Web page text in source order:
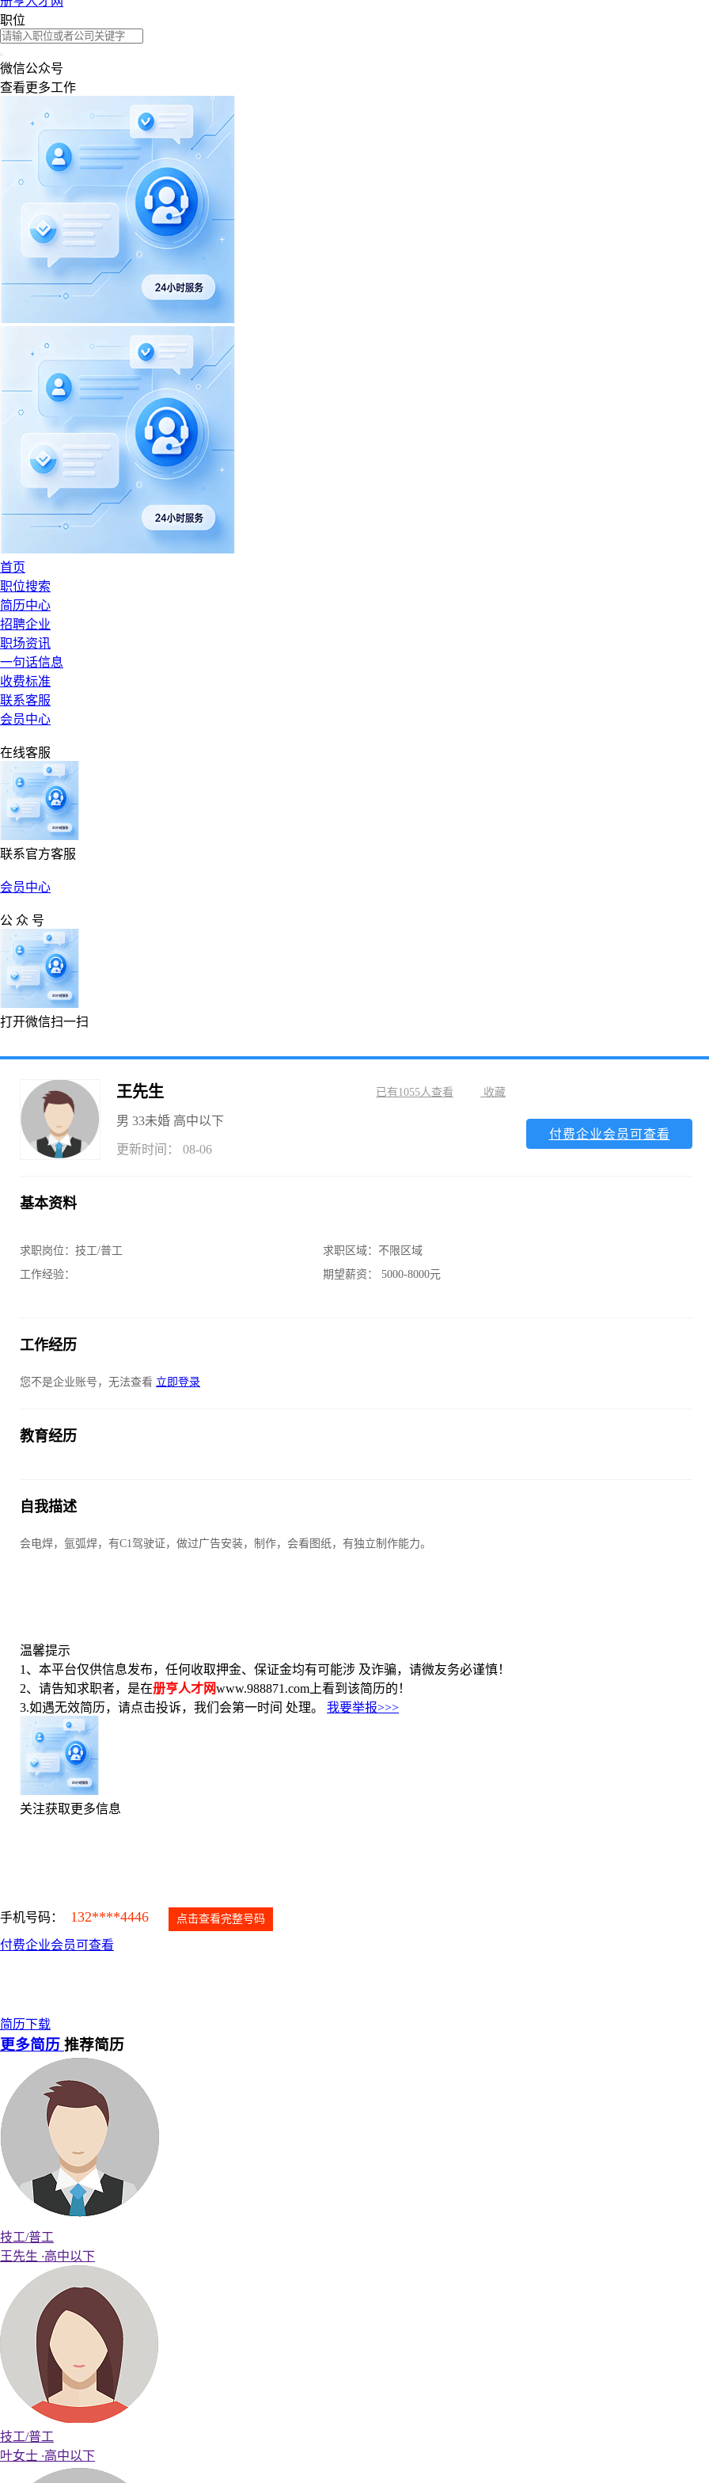
职位
微信公众号
查看更多工作
首页
职位搜索
简历中心
招聘企业
职场资讯
一句话信息
收费标准
联系客服
会员中心
在线客服
联系官方客服
会员中心
公 众 号
打开微信扫一扫
王先生
男 33未婚 高中以下
更新时间： 08-06
已有1055人查看 收藏
付费企业会员可查看
基本资料
求职岗位： 技工/普工
工作经验：
求职区域： 不限区域
期望薪资：
5000-8000元
工作经历
您不是企业账号，无法查看 立即登录
教育经历
自我描述
会电焊，氩弧焊，有C1驾驶证，做过广告安装，制作，会看图纸，有独立制作能力。
温馨提示
1、本平台仅供信息发布，任何收取押金、保证金均有可能涉 及诈骗，请微友务必谨慎！
2、请告知求职者，是在册亨人才网www.988871.com上看到该简历的！
3.如遇无效简历，请点击投诉，我们会第一时间 处理。 我要举报>>>
关注获取更多信息
手机号码： 132****4446 点击查看完整号码
付费企业会员可查看
简历下载
更多简历 推荐简历
技工/普工
王先生 ·高中以下
技工/普工
叶女士 ·高中以下